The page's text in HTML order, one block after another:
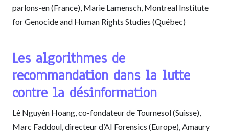
parlons-en (France), Marie Lamensch, Montreal Institute
for Genocide and Human Rights Studies (Québec)
Les algorithmes de
recommandation dans la lutte
contre la désinformation
Lê Nguyên Hoang, co-fondateur de Tournesol (Suisse),
Marc Faddoul, directeur d’AI Forensics (Europe), Amaury